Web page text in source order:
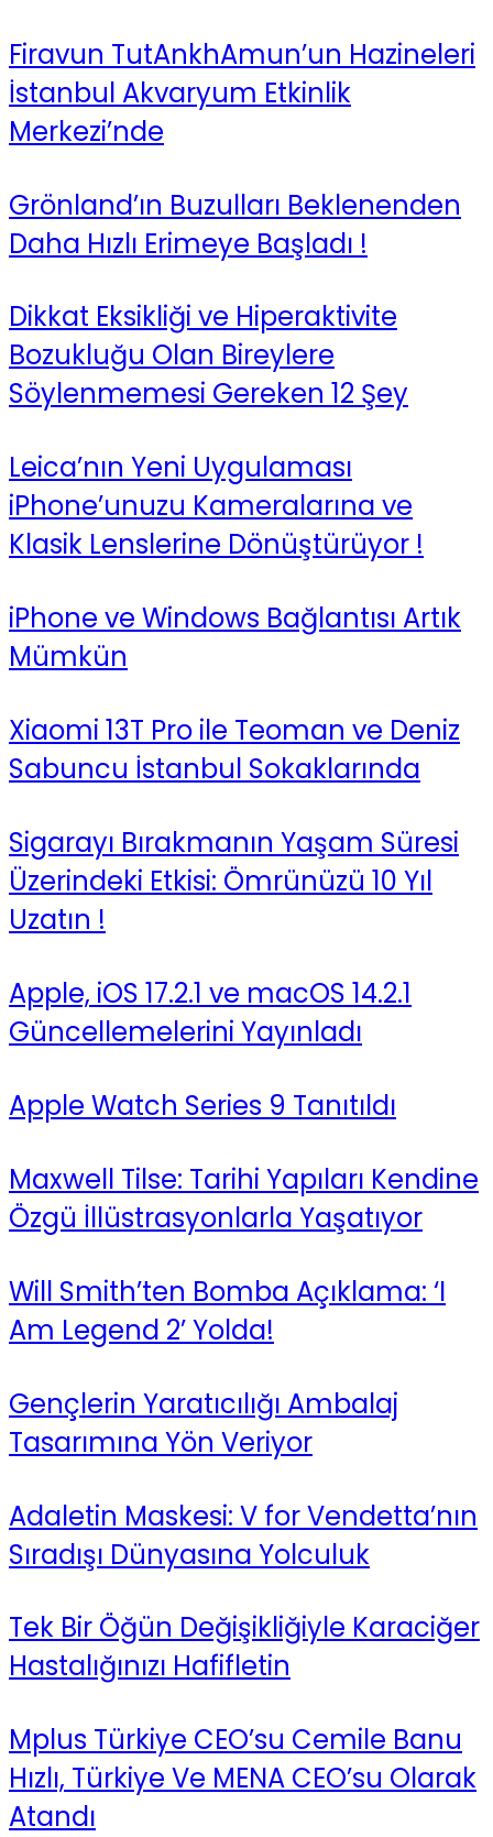
Firavun TutAnkhAmun’un Hazineleri
İstanbul Akvaryum Etkinlik
Merkezi’nde
Grönland’ın Buzulları Beklenenden
Daha Hızlı Erimeye Başladı !
Dikkat Eksikliği ve Hiperaktivite
Bozukluğu Olan Bireylere
Söylenmemesi Gereken 12 Şey
Leica’nın Yeni Uygulaması
iPhone’unuzu Kameralarına ve
Klasik Lenslerine Dönüştürüyor !
iPhone ve Windows Bağlantısı Artık
Mümkün
Xiaomi 13T Pro ile Teoman ve Deniz
Sabuncu İstanbul Sokaklarında
Sigarayı Bırakmanın Yaşam Süresi
Üzerindeki Etkisi: Ömrünüzü 10 Yıl
Uzatın !
Apple, iOS 17.2.1 ve macOS 14.2.1
Güncellemelerini Yayınladı
Apple Watch Series 9 Tanıtıldı
Maxwell Tilse: Tarihi Yapıları Kendine
Özgü İllüstrasyonlarla Yaşatıyor
Will Smith’ten Bomba Açıklama: ‘I
Am Legend 2’ Yolda!
Gençlerin Yaratıcılığı Ambalaj
Tasarımına Yön Veriyor
Adaletin Maskesi: V for Vendetta’nın
Sıradışı Dünyasına Yolculuk
Tek Bir Öğün Değişikliğiyle Karaciğer
Hastalığınızı Hafifletin
Mplus Türkiye CEO’su Cemile Banu
Hızlı, Türkiye Ve MENA CEO’su Olarak
Atandı